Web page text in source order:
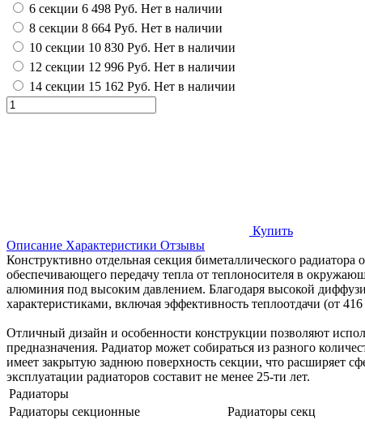
6 секции 6 498 Руб. Нет в наличии
8 секции 8 664 Руб. Нет в наличии
10 секции 10 830 Руб. Нет в наличии
12 секции 12 996 Руб. Нет в наличии
14 секции 15 162 Руб. Нет в наличии
Купить
Описание Характеристики Отзывы
Конструктивно отдельная секция биметаллического
обеспечивающего передачу тепла от теплоносителя в
алюминия под высоким давлением. Благодаря высокой
характеристиками, включая эффективность теплоотдачи (от
Отличный дизайн и особенности конструкции позволяют
предназначения. Радиатор может собираться из разного
имеет закрытую заднюю поверхность секции, что расширяет
эксплуатации радиаторов составит не менее 25-ти лет.
Радиаторы
Радиаторы секционные
Радиаторы секц